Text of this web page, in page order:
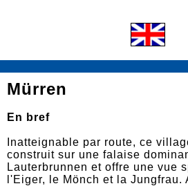
Mürren
En bref
Inatteignable par route, ce
construit sur une falaise
Lauterbrunnen et offre une vue
l'Eiger, le Mönch et la Jungfrau.